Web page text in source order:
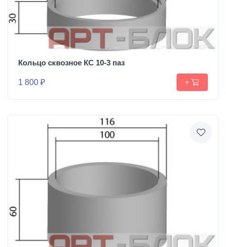
Кольцо сквозное КС 10-3 паз
1 800 ₽ +